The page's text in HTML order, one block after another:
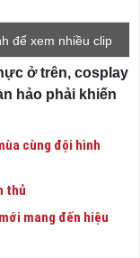
để xem nhiều clip
ở trên, cosplay
hảo phải khiến
cùng đội hình
thủ
mang đến hiệu